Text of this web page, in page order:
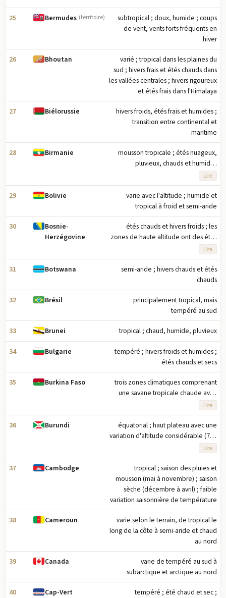
25 Bermudes (territoire)
subtropical ; doux, humide ; coups
de vent, vents forts fréquents en
hiver
26 Bhoutan
varié ; tropical dans les plaines du
sud ; hivers frais et étés chauds dans
les vallées centrales ; hivers rigoureux
et étés frais dans l'Himalaya
27 Biélorussie
hivers froids, étés frais et humides ;
transition entre continental et
maritime
28 Birmanie
mousson tropicale ; étés nuageux,
pluvieux, chauds et humides
(mousson du sud-ouest, juin à
septembre) ; moins nuageux,
précipitations rares, températures
douces, humidité plus faible en hiver
(mousson du nord-est, décembre à
avril)
Lire
29 Bolivie
varie avec l'altitude ; humide et
tropical à froid et semi-aride
30
Bosnie-
Herzégovine
étés chauds et hivers froids ; les
zones de haute altitude ont des étés
courts et frais et des hivers longs et
rigoureux ; hivers doux et pluvieux le
long de la côte
Lire
31 Botswana
semi-aride ; hivers chauds et étés
chauds
32 Brésil
principalement tropical, mais
tempéré au sud
33 Brunei tropical ; chaud, humide, pluvieux
34 Bulgarie
tempéré ; hivers froids et humides ;
étés chauds et secs
35 Burkina Faso
trois zones climatiques comprenant
une savane tropicale chaude avec
une courte saison des pluies dans la
moitié sud, un climat de steppe
semi-aride tropical chaud typique de
la région du Sahel dans la moitié
nord, et une petite zone de désert
chaud à l'extrême nord du pays en
bordure du désert du Sahara
Lire
36 Burundi
équatorial ; haut plateau avec une
variation d'altitude considérable (772
m à 2 670 m au-dessus du niveau de
la mer) ; la température annuelle
moyenne varie avec l'altitude de 23
à 17 degrés Celsius mais est
généralement modérée ; les
précipitations annuelles moyennes
sont d'environ 150 cm avec deux
saisons humides (février à mai et
septembre à novembre) et deux
saisons sèches (juin à août et
décembre à janvier)
Lire
37 Cambodge
tropical ; saison des pluies et
mousson (mai à novembre) ; saison
sèche (décembre à avril) ; faible
variation saisonnière de température
38 Cameroun
varie selon le terrain, de tropical le
long de la côte à semi-aride et chaud
au nord
39 Canada
varie de tempéré au sud à
subarctique et arctique au nord
40 Cap-Vert
tempéré ; été chaud et sec ;